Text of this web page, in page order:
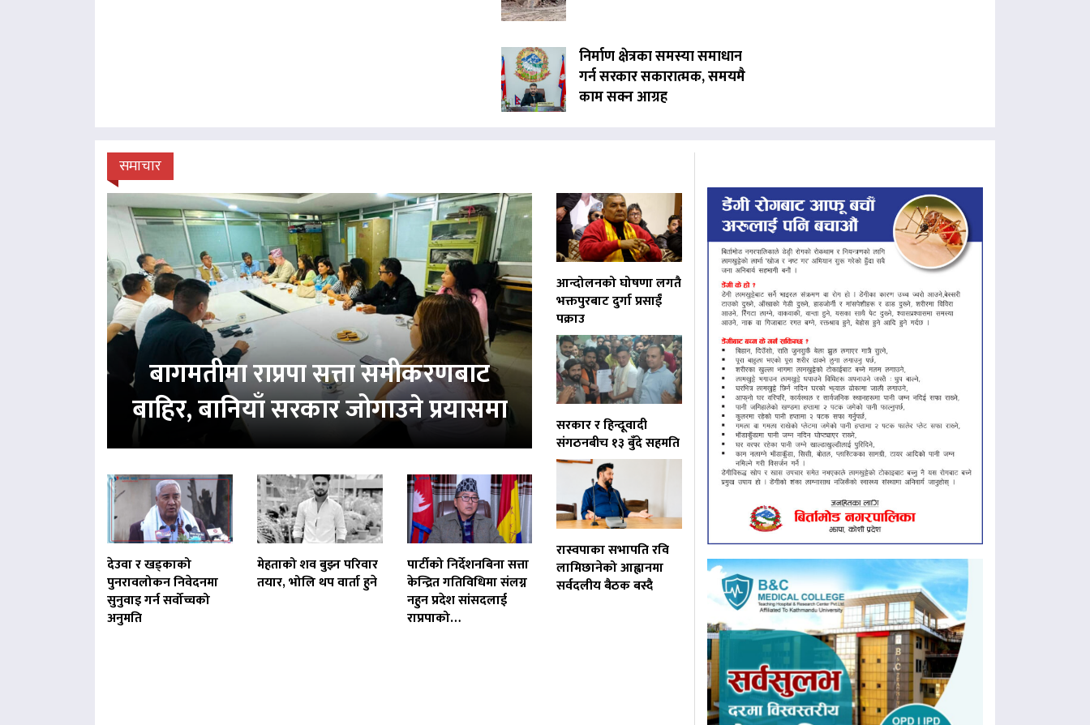
निर्माण क्षेत्रका समस्या समाधान
गर्न सरकार सकारात्मक, समयमै
काम सक्न आग्रह
समाचार
बागमतीमा राप्रपा सत्ता समीकरणबाट
बाहिर, बानियाँ सरकार जोगाउने प्रयासमा
देउवा र खड्काको
पुनरावलोकन निवेदनमा
सुनुवाइ गर्न सर्वोच्चको
अनुमति
मेहताको शव बुझ्न परिवार
तयार, भोलि थप वार्ता हुने
पार्टीको निर्देशनबिना सत्ता
केन्द्रित गतिविधिमा संलग्न
नहुन प्रदेश सांसदलाई
राप्रपाको…
आन्दोलनको घोषणा लगतै
भक्तपुरबाट दुर्गा प्रसाईं
पक्राउ
सरकार र हिन्दूवादी
संगठनबीच १३ बुँदे सहमति
रास्वपाका सभापति रवि
लामिछानेको आह्वानमा
सर्वदलीय बैठक बस्दै